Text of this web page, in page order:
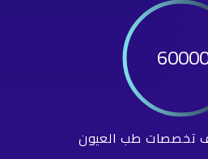
تخصصات طب العيون